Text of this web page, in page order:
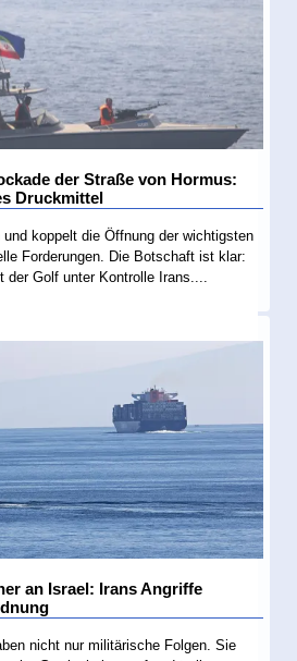
der Straße von Hormus:
Druckmittel
koppelt die Öffnung der wichtigsten
Forderungen. Die Botschaft ist klar:
Golf unter Kontrolle Irans....
an Israel: Irans Angriffe
nicht nur militärische Folgen. Sie